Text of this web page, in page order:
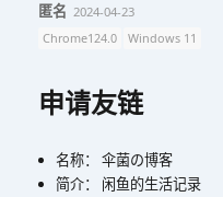
匿名 2024-04-23
Chrome124.0
Windows 11
申请友链
名称： 伞菌の博客
简介： 闲鱼的生活记录